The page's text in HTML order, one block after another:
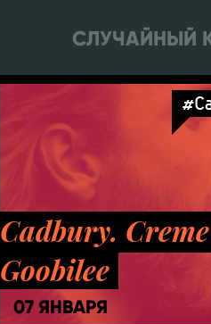
СЛУЧАЙНЫЙ
Cadbury.
Goobilee
07 ЯНВАРЯ